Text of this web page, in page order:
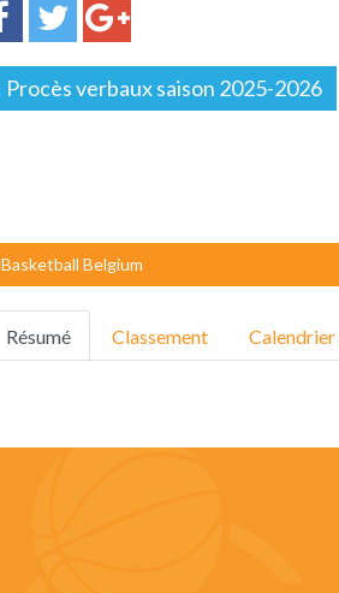
Procès verbaux saison 2025-2026
Basketball Belgium
Résumé Classement